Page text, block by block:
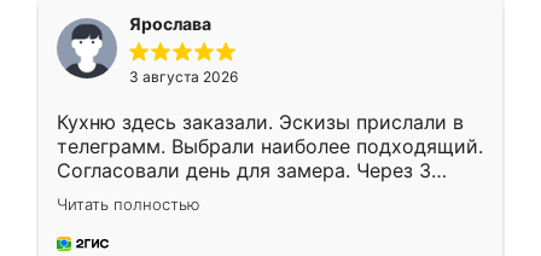
Ярослава
3 августа 2026
Кухню здесь заказали. Эскизы прислали в
телеграмм. Выбрали наиболее подходящий.
Согласовали день для замера. Через 3
недели кухня была уже готова. Остались
довольны работой. Спасибо Ренессанс
мебель за качественную работу!
Читать полностью